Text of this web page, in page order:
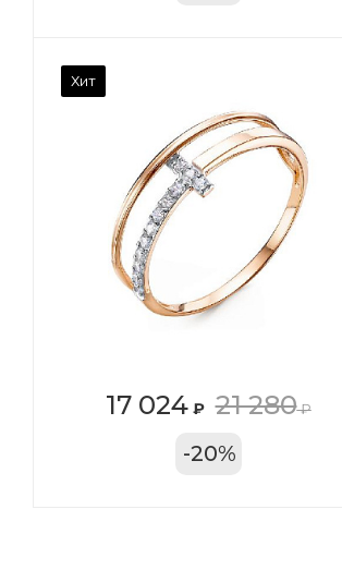
Хит
17 024₽ 21 280₽
-20%
Вес драгметалла
1.27
Марка (бренд)
Дельта
Цвет золота
ТРЦ «Московский
Проспект»